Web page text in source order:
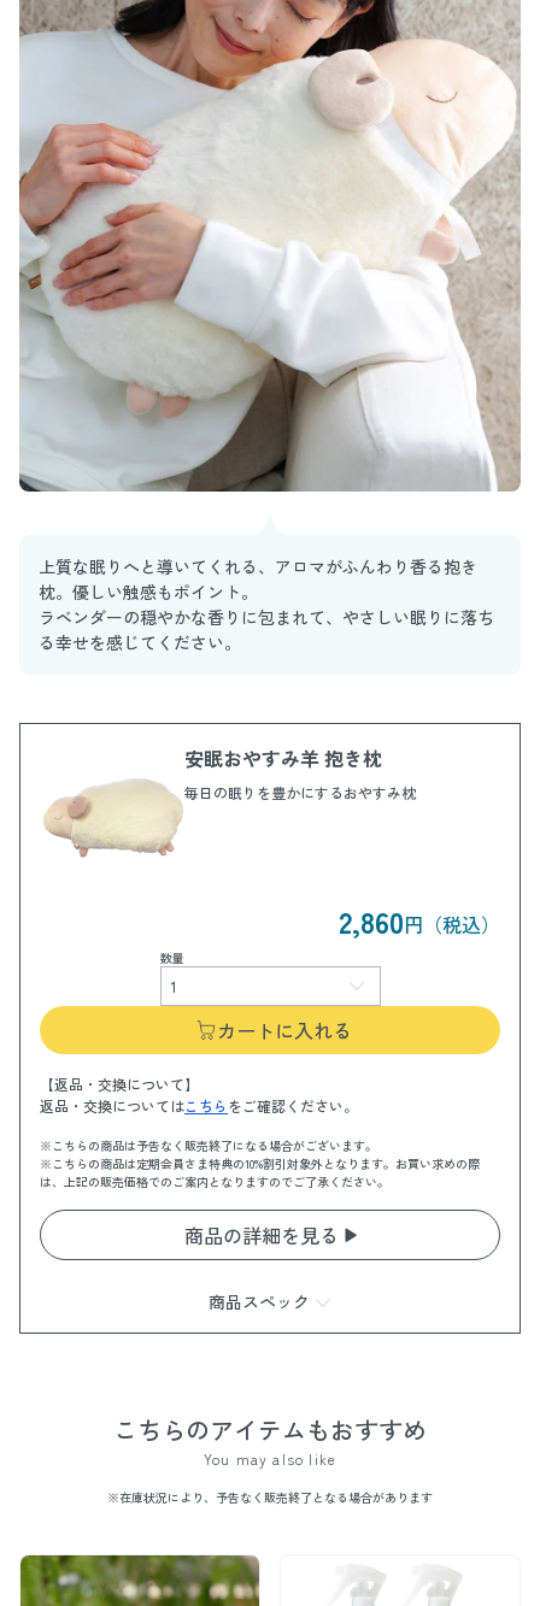
上質な眠りへと導いてくれる、アロマがふんわり香る抱き
枕。優しい触感もポイント。
ラベンダーの穏やかな香りに包まれて、やさしい眠りに落ち
る幸せを感じてください。
安眠おやすみ羊 抱き枕
毎日の眠りを豊かにするおやすみ枕
2,860円（税込）
数量
カートに入れる
【返品・交換について】
返品・交換についてはこちらをご確認ください。
※こちらの商品は予告なく販売終了になる場合がございます。
※こちらの商品は定期会員さま特典の10%割引対象外となります。お買い求めの際
は、上記の販売価格でのご案内となりますのでご了承ください。
商品の詳細を見る
商品スペック
重さ(パッケージ含む)：410 g
香り：ラベンダー
本体/胴体：綿100%
カバー：ポリエステル100%
香りビーズ付き
こちらのアイテムもおすすめ
You may also like
※在庫状況により、予告なく販売終了となる場合があります